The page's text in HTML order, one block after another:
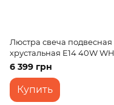
Люстра свеча подвесная
хрустальная E14 40W WH
(BCL-683S/5)
6 399 грн
Купить